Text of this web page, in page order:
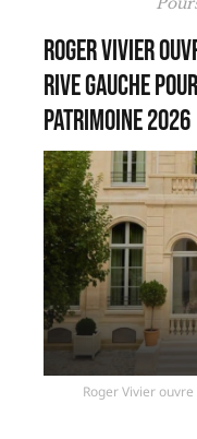
Roger Vivier
rive gauche
Patrimoine 2026
Roger Vivier